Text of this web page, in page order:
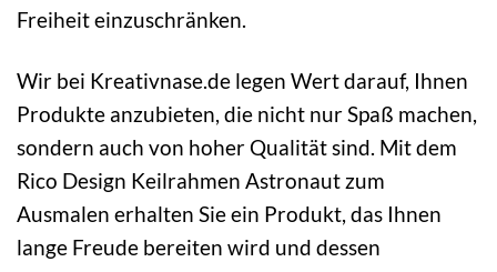
Freiheit einzuschränken.
Wir bei Kreativnase.de legen Wert darauf, Ihnen
Produkte anzubieten, die nicht nur Spaß machen,
sondern auch von hoher Qualität sind. Mit dem
Rico Design Keilrahmen Astronaut zum
Ausmalen erhalten Sie ein Produkt, das Ihnen
lange Freude bereiten wird und dessen